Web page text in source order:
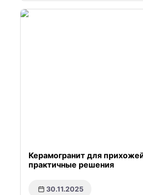
Керамогранит для
практичные решения
30.11.2025